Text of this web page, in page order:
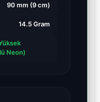
90 mm (9 cm)
14.5 Gram
Neon)